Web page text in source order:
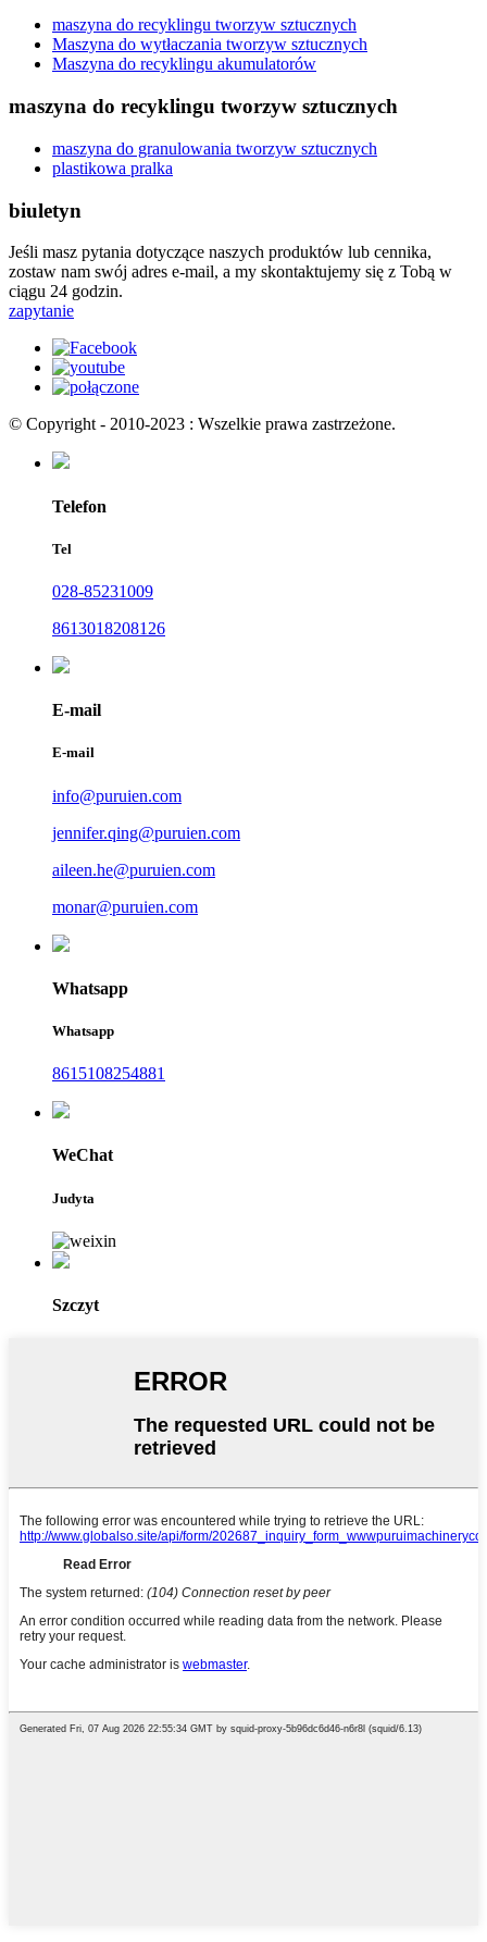
maszyna do recyklingu tworzyw sztucznych
Maszyna do wytłaczania tworzyw sztucznych
Maszyna do recyklingu akumulatorów
maszyna do recyklingu tworzyw sztucznych
maszyna do granulowania tworzyw sztucznych
plastikowa pralka
biuletyn
Jeśli masz pytania dotyczące naszych produktów lub cennika,
zostaw nam swój adres e-mail, a my skontaktujemy się z Tobą w
ciągu 24 godzin.
zapytanie
© Copyright - 2010-2023 : Wszelkie prawa zastrzeżone.
Telefon
Tel
028-85231009
8613018208126
E-mail
E-mail
info@puruien.com
jennifer.qing@puruien.com
aileen.he@puruien.com
monar@puruien.com
Whatsapp
Whatsapp
8615108254881
WeChat
Judyta
Szczyt